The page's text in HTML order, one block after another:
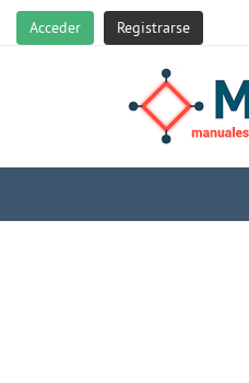
Acceder Registrarse